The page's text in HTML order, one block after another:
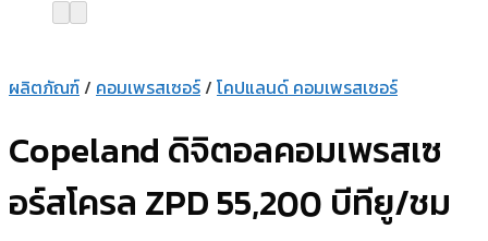
ผลิตภัณฑ์/ คอมเพรสเซอร์/ โคปแลนด์ คอมเพรสเซอร์
Copeland ดิจิตอลคอมเพรสเซ
อร์สโครล ZPD 55,200 บีทียู/ชม